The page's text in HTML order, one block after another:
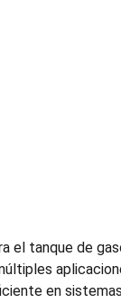
el tanque de
en